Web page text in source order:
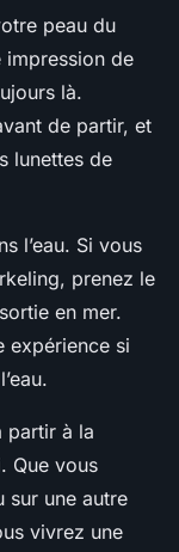
peau du
impression de
là.
de partir, et
lunettes de
l’eau. Si vous
prenez le
en mer.
expérience si
partir à la
Que vous
sur une autre
vivrez une